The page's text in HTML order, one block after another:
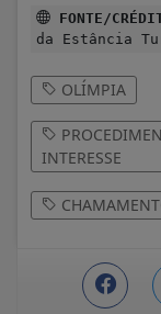
FONTE/
da Estância
OLÍMPIA
INTERESSE